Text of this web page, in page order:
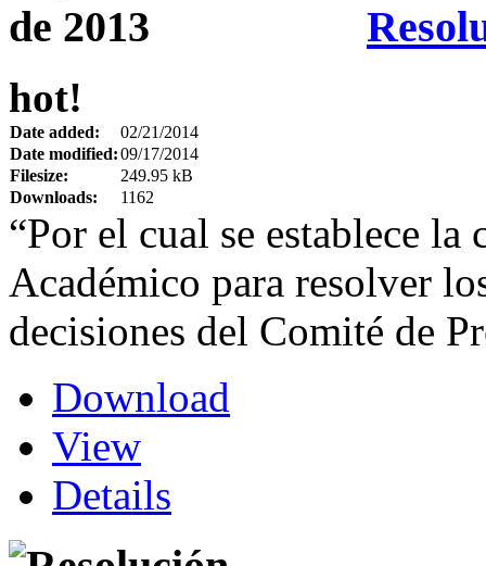
hot!
Date added:
02/21/2014
Date modified:09/17/2014
Filesize:
249.95 kB
Downloads:
1162
“Por el cual se establece
Académico para resolver
decisiones del Comité de
Download
View
Details